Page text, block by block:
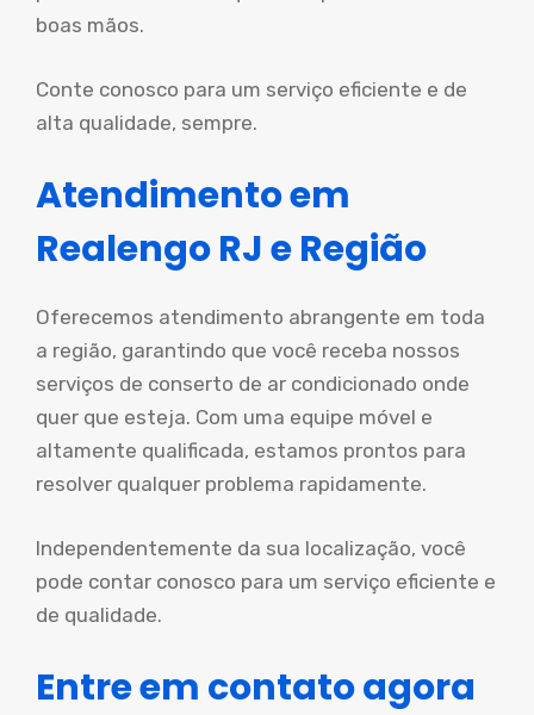
boas mãos.
Conte conosco para um serviço eficiente e de
alta qualidade, sempre.
Atendimento em
Realengo RJ e Região
Oferecemos atendimento abrangente em toda
a região, garantindo que você receba nossos
serviços de conserto de ar condicionado onde
quer que esteja. Com uma equipe móvel e
altamente qualificada, estamos prontos para
resolver qualquer problema rapidamente.
Independentemente da sua localização, você
pode contar conosco para um serviço eficiente e
de qualidade.
Entre em contato agora